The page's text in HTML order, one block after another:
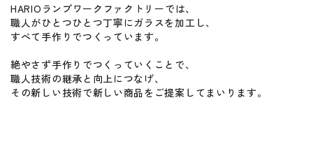
HARIOランプワークファクトリーでは、
職人がひとつひとつ丁寧にガラスを加工し、
すべて手作りでつくっています。
絶やさず手作りでつくっていくことで、
職人技術の継承と向上につなげ、
その新しい技術で新しい商品をご提案してまいります。